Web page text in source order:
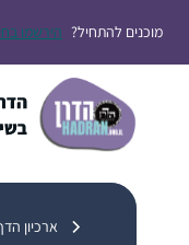
לתוכןמוכנים להתחיל? הירשמו
ארכיון